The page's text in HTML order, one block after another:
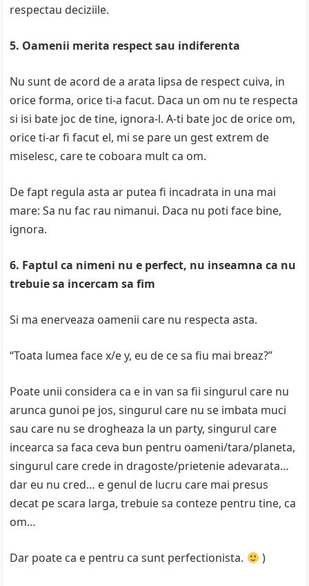
respectau deciziile.
5. Oamenii merita respect sau indiferenta
Nu sunt de acord de a arata lipsa de respect cuiva, in
orice forma, orice ti-a facut. Daca un om nu te respecta
si isi bate joc de tine, ignora-l. A-ti bate joc de orice om,
orice ti-ar fi facut el, mi se pare un gest extrem de
miselesc, care te coboara mult ca om.
De fapt regula asta ar putea fi incadrata in una mai
mare: Sa nu fac rau nimanui. Daca nu poti face bine,
ignora.
6. Faptul ca nimeni nu e perfect, nu inseamna ca nu
trebuie sa incercam sa fim
Si ma enerveaza oamenii care nu respecta asta.
“Toata lumea face x/e y, eu de ce sa fiu mai breaz?”
Poate unii considera ca e in van sa fii singurul care nu
arunca gunoi pe jos, singurul care nu se imbata muci
sau care nu se drogheaza la un party, singurul care
incearca sa faca ceva bun pentru oameni/tara/planeta,
singurul care crede in dragoste/prietenie adevarata…
dar eu nu cred… e genul de lucru care mai presus
decat pe scara larga, trebuie sa conteze pentru tine, ca
om…
Dar poate ca e pentru ca sunt perfectionista. )